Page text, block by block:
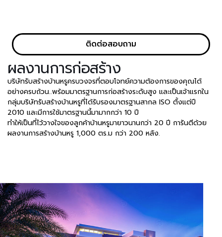
ติดต่อสอบถาม
ผลงานการก่อสร้าง
บริษัทรับสร้างบ้านหรูครบวงจรที่ตอบโจทย์ความต้องการของคุณได้
อย่างครบถ้วน..พร้อมมาตรฐานการก่อสร้างระดับสูง และเป็นเจ้าแรกใน
กลุ่มบริษัทรับสร้างบ้านหรูที่ได้รับรองมาตรฐานสากล ISO ตั้งแต่ปี
2010 และมีการใช้มาตรฐานนี้มามากกว่า 10 ปี
ทำให้เป็นที่ไว้วางใจของลูกค้าบ้านหรูมายาวนานกว่า 20 ปี การันตีด้วย
ผลงานการสร้างบ้านหรู 1,000 ตร.ม กว่า 200 หลัง.